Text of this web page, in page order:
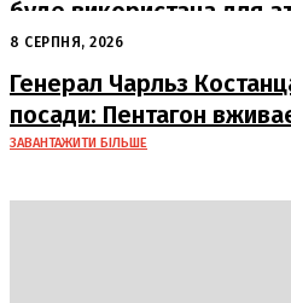
буде використана для
російські пускові
8 СЕРПНЯ, 2026
Генерал Чарльз
посади: Пентагон
ЗАВАНТАЖИТИ БІЛЬШЕ